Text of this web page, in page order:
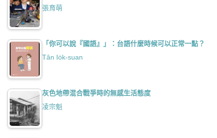
張育萌
「你可以說『國語』」：台語什麼時候可以正常一點？
Tân Io̍k-suan
灰色地帶混合戰爭時的無感生活態度
凌宗魁